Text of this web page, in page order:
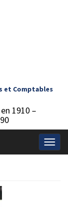
et Comptables
1910 –